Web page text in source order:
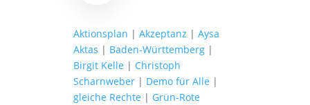
Aktionsplan | Akzeptanz | Aysa
Aktas | Baden-Württemberg|
Birgit Kelle | Christoph
Scharnweber| Demo für Alle |
gleiche Rechte | Grün-Rote